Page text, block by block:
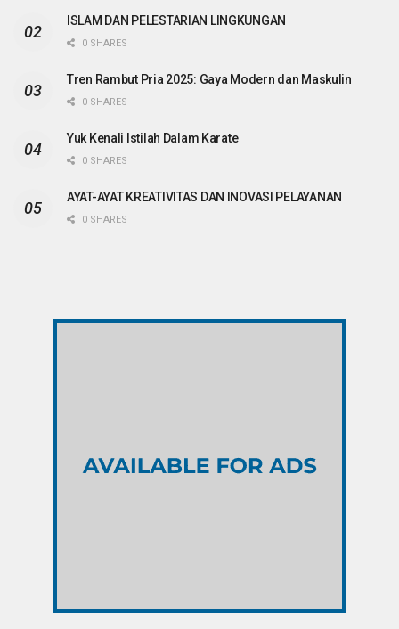
ISLAM DAN PELESTARIAN LINGKUNGAN
0 SHARES
Tren Rambut Pria 2025: Gaya Modern dan Maskulin
0 SHARES
Yuk Kenali Istilah Dalam Karate
0 SHARES
AYAT-AYAT KREATIVITAS DAN INOVASI PELAYANAN
0 SHARES